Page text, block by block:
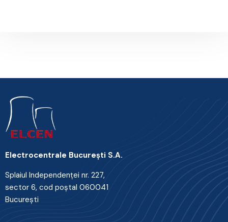
Electrocentrale Bucureşti S.A.
Splaiul Independenţei nr. 227,
sector 6, cod poştal 060041
Bucureşti